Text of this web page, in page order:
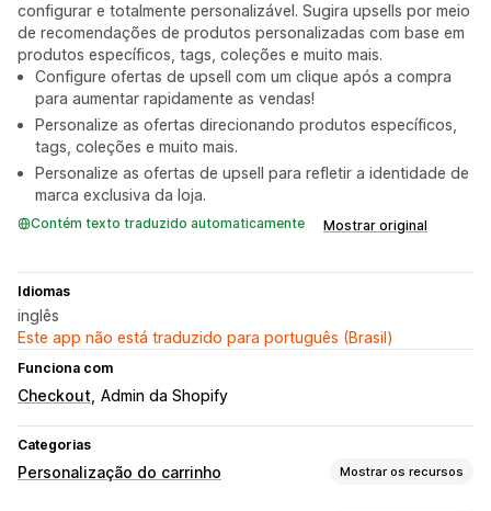
configurar e totalmente personalizável. Sugira upsells por meio
de recomendações de produtos personalizadas com base em
produtos específicos, tags, coleções e muito mais.
Configure ofertas de upsell com um clique após a compra
para aumentar rapidamente as vendas!
Personalize as ofertas direcionando produtos específicos,
tags, coleções e muito mais.
Personalize as ofertas de upsell para refletir a identidade de
marca exclusiva da loja.
Contém texto traduzido automaticamente Mostrar original
Idiomas
inglês
Este app não está traduzido para português (Brasil)
Funciona com
Checkout Admin da Shopify
Categorias
Personalização do carrinho Mostrar os recursos